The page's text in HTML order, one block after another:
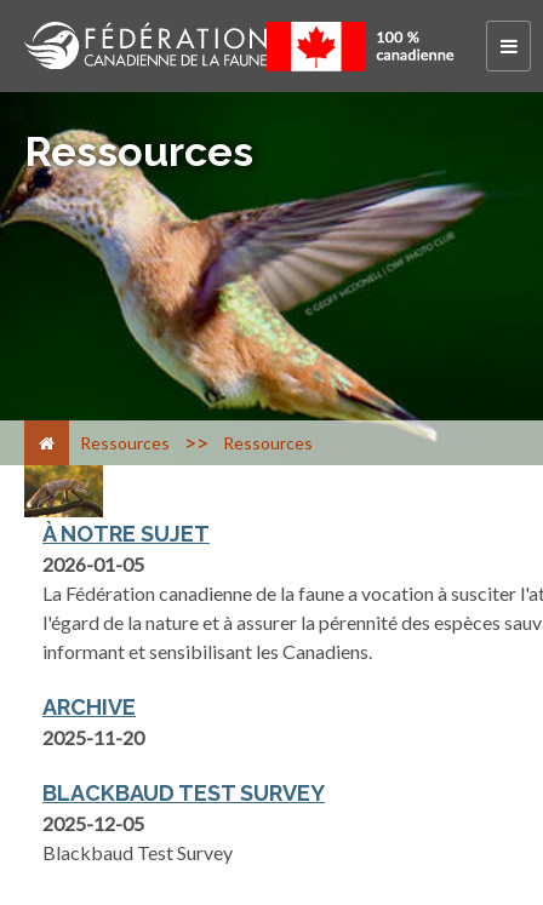
Ressources
Ressources > Ressources
À NOTRE SUJET
2026-01-05
La Fédération canadienne de la faune a vocation à susciter
l'égard de la nature et à assurer la pérennité des espèces
informant et sensibilisant les Canadiens.
ARCHIVE
2025-11-20
BLACKBAUD TEST SURVEY
2025-12-05
Blackbaud Test Survey